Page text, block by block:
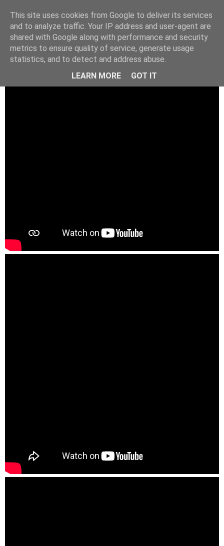
This site uses cookies from Google to deliver its services
and to analyze traffic. Your IP address and user-agent are
shared with Google along with performance and security
metrics to ensure quality of service, generate usage
statistics, and to detect and address abuse.
LEARN MORE
GOT IT